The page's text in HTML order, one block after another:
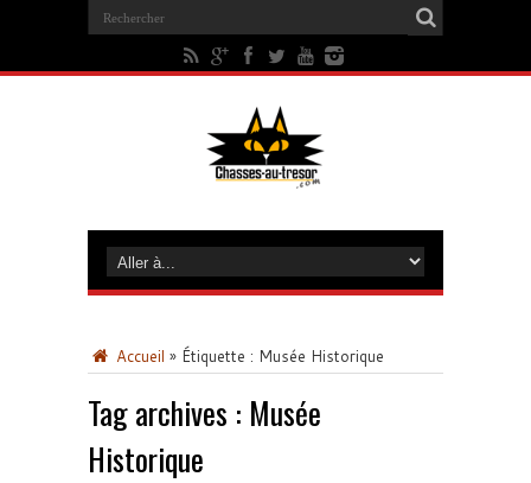
Accueil » Étiquette : Musée Historique
Tag archives : Musée
Historique